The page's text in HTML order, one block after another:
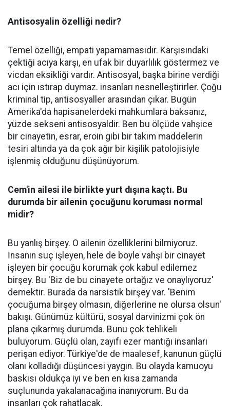
Antisosyalin özelliği nedir?
Temel özelliği, empati yapamamasıdır. Karşısındaki
çektiği acıya karşı, en ufak bir duyarlılık göstermez ve
vicdan eksikliği vardır. Antisosyal, başka birine verdiği
acı için ıstırap duymaz. insanları nesnelleştirirler. Çoğu
kriminal tip, antisosyaller arasından çıkar. Bugün
Amerika'da hapisanelerdeki mahkumlara baksanız,
yüzde sekseni antisosyaldir. Ben bu ölçüde vahşice
bir cinayetin, esrar, eroin gibi bir takım maddelerin
tesiri altında ya da çok ağır bir kişilik patolojisiyle
işlenmiş olduğunu düşünüyorum.
Cem'in ailesi ile birlikte yurt dışına kaçtı. Bu
durumda bir ailenin çocuğunu koruması normal
midir?
Bu yanlış birşey. O ailenin özelliklerini bilmiyoruz.
İnsanın suç işleyen, hele de böyle vahşi bir cinayet
işleyen bir çocuğu korumak çok kabul edilemez
birşey. Bu 'Biz de bu cinayete ortağız ve onaylıyoruz'
demektir. Burada da narsistik birşey var. 'Benim
çocuğuma birşey olmasın, diğerlerine ne olursa olsun'
bakışı. Günümüz kültürü, sosyal darvinizmi çok ön
plana çıkarmış durumda. Bunu çok tehlikeli
buluyorum. Güçlü olan, zayıfı ezer mantığı insanları
perişan ediyor. Türkiye'de de maalesef, kanunun güçlü
olanı kolladığı düşüncesi yaygın. Bu olayda kamuoyu
baskısı oldukça iyi ve ben en kısa zamanda
suçlununda yakalanacağına inanıyorum. Bu da
insanları çok rahatlacak.